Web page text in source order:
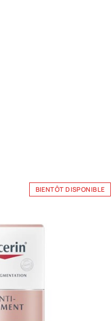
BIENTÔT DISPONIBLE